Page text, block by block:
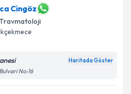
Cingöz
Haritada Göster
No:16